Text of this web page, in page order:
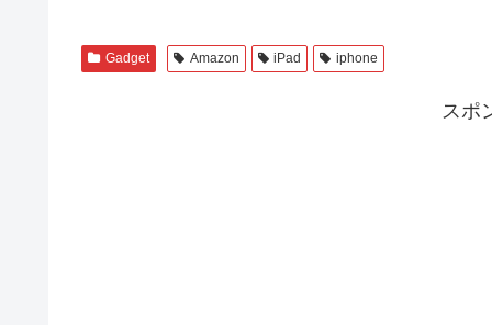
Gadget Amazon iPad iphone
スポ